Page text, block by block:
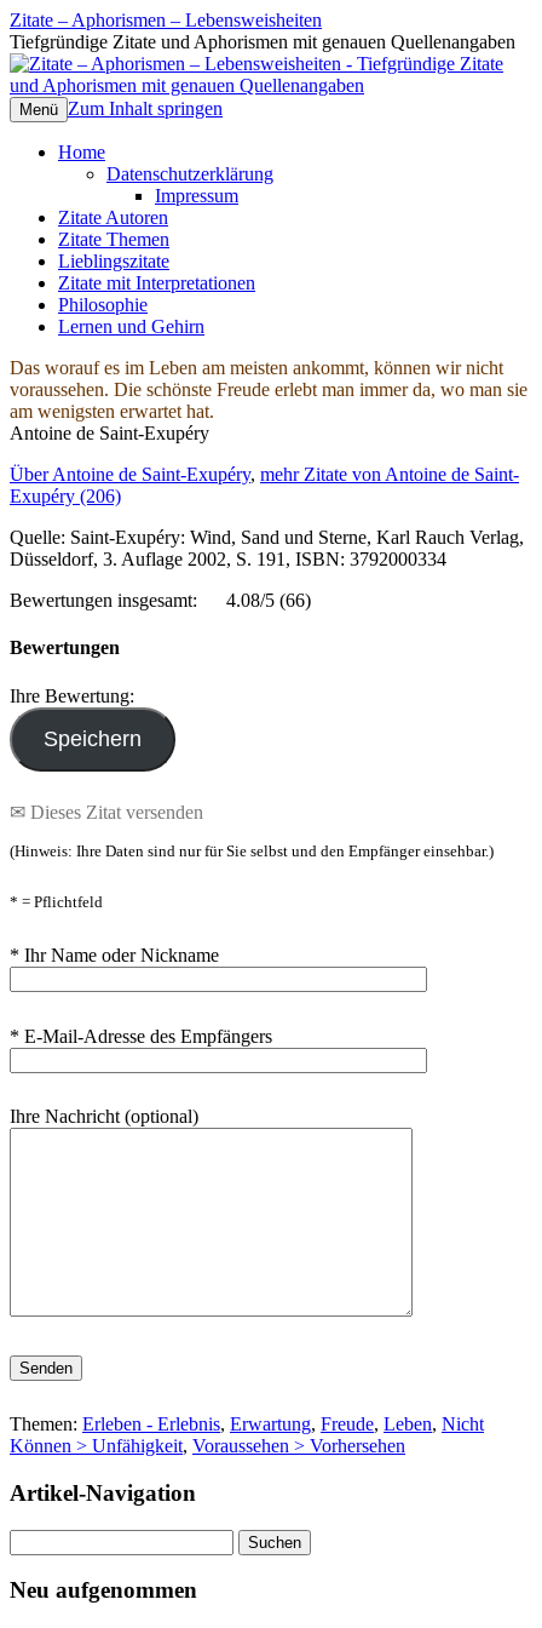
Zitate – Aphorismen – Lebensweisheiten
Tiefgründige Zitate und Aphorismen mit genauen Quellenangaben
Menü Zum Inhalt springen
Home
Datenschutzerklärung
Impressum
Zitate Autoren
Zitate Themen
Lieblingszitate
Zitate mit Interpretationen
Philosophie
Lernen und Gehirn
Das worauf es im Leben am meisten ankommt, können wir nicht
voraussehen. Die schönste Freude erlebt man immer da, wo man sie
am wenigsten erwartet hat.
Antoine de Saint-Exupéry
Über Antoine de Saint-Exupéry, mehr Zitate von Antoine de Saint-
Exupéry (206)
Quelle: Saint-Exupéry: Wind, Sand und Sterne, Karl Rauch Verlag,
Düsseldorf, 3. Auflage 2002, S. 191, ISBN: 3792000334
Bewertungen insgesamt:
4.08/5 (66)
Bewertungen
Ihre Bewertung:
✉ Dieses Zitat versenden
(Hinweis: Ihre Daten sind nur für Sie selbst und den Empfänger einsehbar.)
* = Pflichtfeld
* Ihr Name oder Nickname
* E-Mail-Adresse des Empfängers
Ihre Nachricht (optional)
Bitte lasse dieses Feld leer.
Themen: Erleben - Erlebnis, Erwartung, Freude, Leben, Nicht
Können > Unfähigkeit, Voraussehen > Vorhersehen
Artikel-Navigation
nach:
Neu aufgenommen